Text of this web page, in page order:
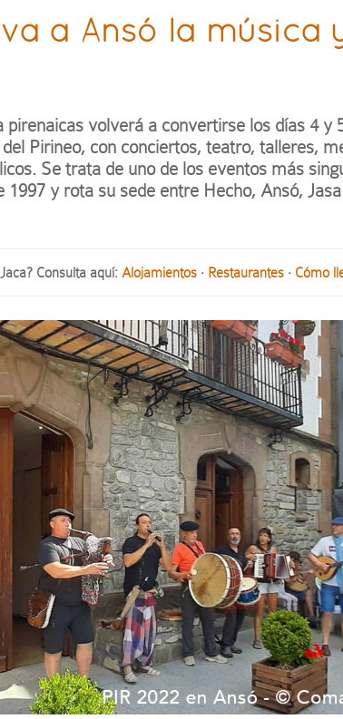
a Ansó la música
pirenaicas volverá a convertirse los días 4 y
Pirineo, con conciertos, teatro, talleres,
Se trata de uno de los eventos más
1997 y rota su sede entre Hecho, Ansó,
Consulta aquí: Alojamientos· Restaurantes· Cómo